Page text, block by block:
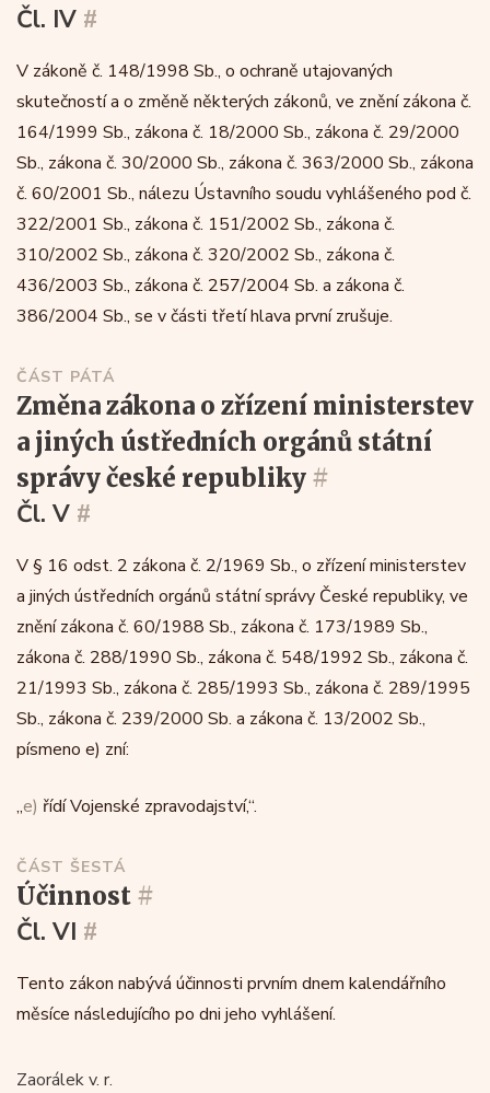
Čl. IV #
V zákoně č. 148/1998 Sb., o ochraně utajovaných
skutečností a o změně některých zákonů, ve znění zákona č.
164/1999 Sb., zákona č. 18/2000 Sb., zákona č. 29/2000
Sb., zákona č. 30/2000 Sb., zákona č. 363/2000 Sb., zákona
č. 60/2001 Sb., nálezu Ústavního soudu vyhlášeného pod č.
322/2001 Sb., zákona č. 151/2002 Sb., zákona č.
310/2002 Sb., zákona č. 320/2002 Sb., zákona č.
436/2003 Sb., zákona č. 257/2004 Sb. a zákona č.
386/2004 Sb., se v části třetí hlava první zrušuje.
ČÁST PÁTÁ
změna zákona o zřízení ministerstev
a jiných ústředních orgánů státní
správy české republiky #
Čl. V #
V § 16 odst. 2 zákona č. 2/1969 Sb., o zřízení ministerstev
a jiných ústředních orgánů státní správy České republiky, ve
znění zákona č. 60/1988 Sb., zákona č. 173/1989 Sb.,
zákona č. 288/1990 Sb., zákona č. 548/1992 Sb., zákona č.
21/1993 Sb., zákona č. 285/1993 Sb., zákona č. 289/1995
Sb., zákona č. 239/2000 Sb. a zákona č. 13/2002 Sb.,
písmeno e) zní:
„e) řídí Vojenské zpravodajství,“.
ČÁST ŠESTÁ
účinnost #
Čl. VI #
Tento zákon nabývá účinnosti prvním dnem kalendářního
měsíce následujícího po dni jeho vyhlášení.
Zaorálek v. r.